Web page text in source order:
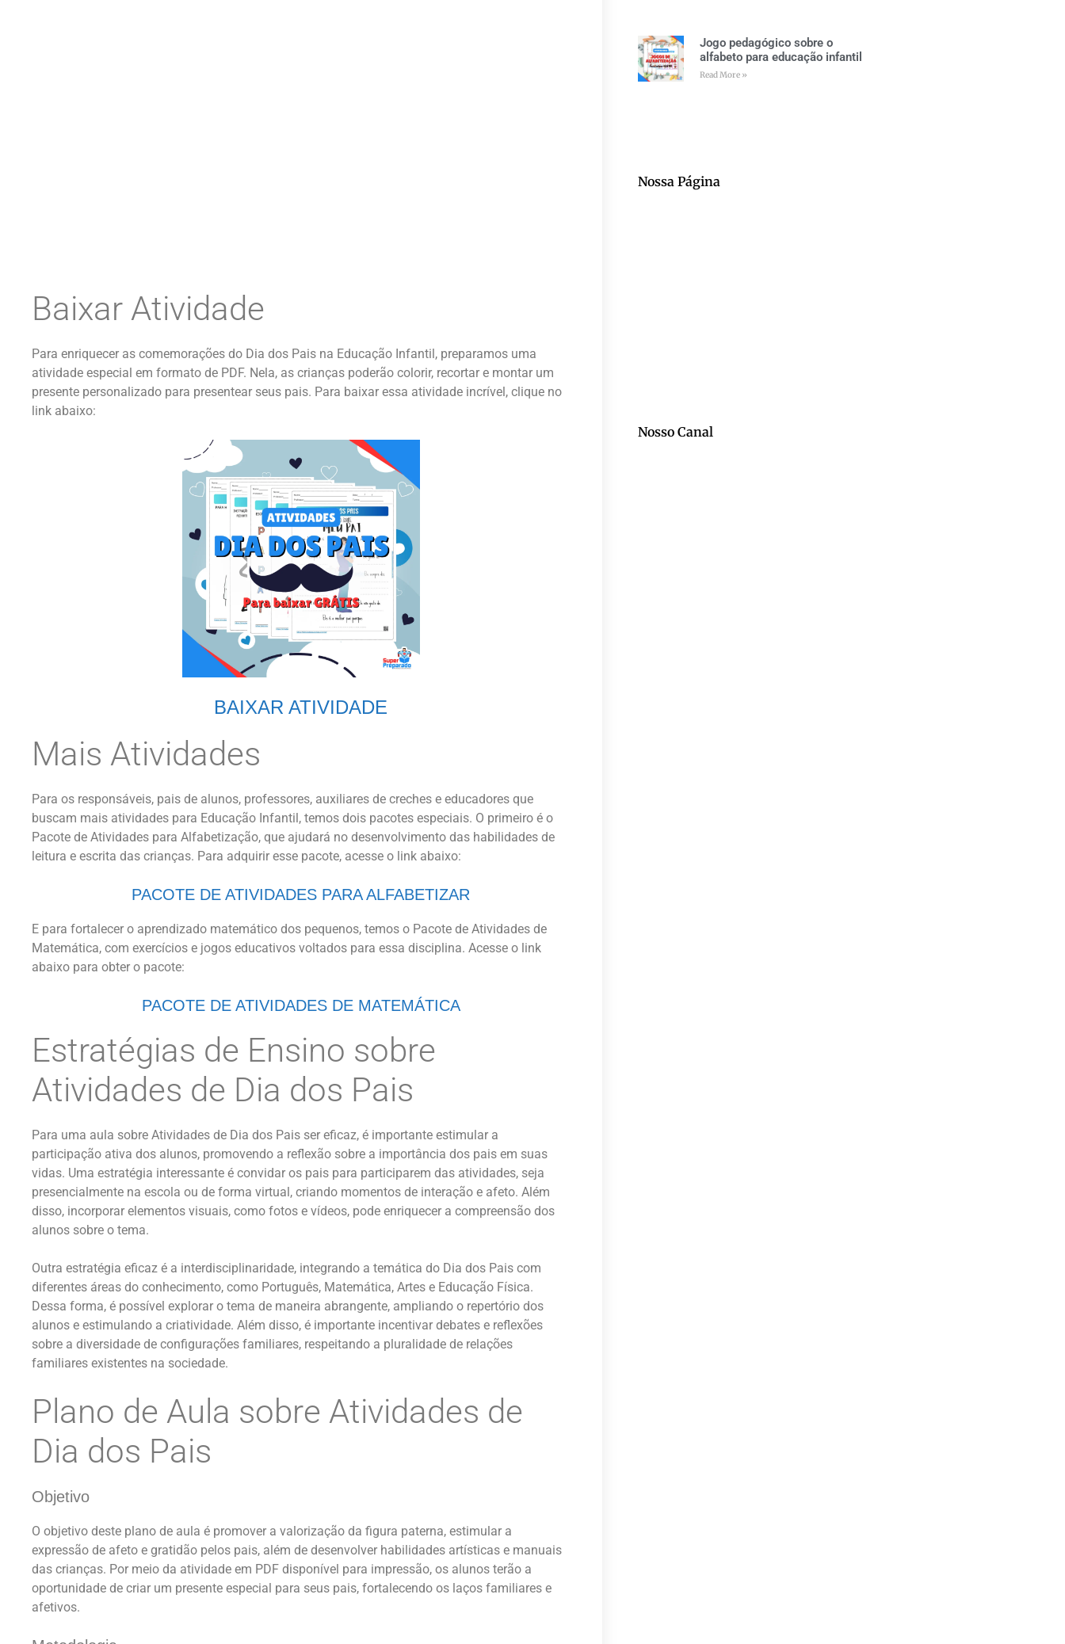
Baixar Atividade
Para enriquecer as comemorações do Dia dos Pais na Educação Infantil, preparamos uma
atividade especial em formato de PDF. Nela, as crianças poderão colorir, recortar e montar um
presente personalizado para presentear seus pais. Para baixar essa atividade incrível, clique no
link abaixo:
BAIXAR ATIVIDADE
Mais Atividades
Para os responsáveis, pais de alunos, professores, auxiliares de creches e educadores que
buscam mais atividades para Educação Infantil, temos dois pacotes especiais. O primeiro é o
Pacote de Atividades para Alfabetização, que ajudará no desenvolvimento das habilidades de
leitura e escrita das crianças. Para adquirir esse pacote, acesse o link abaixo:
PACOTE DE ATIVIDADES PARA ALFABETIZAR
E para fortalecer o aprendizado matemático dos pequenos, temos o Pacote de Atividades de
Matemática, com exercícios e jogos educativos voltados para essa disciplina. Acesse o link
abaixo para obter o pacote:
PACOTE DE ATIVIDADES DE MATEMÁTICA
Estratégias de Ensino sobre
Atividades de Dia dos Pais
Para uma aula sobre Atividades de Dia dos Pais ser eficaz, é importante estimular a
participação ativa dos alunos, promovendo a reflexão sobre a importância dos pais em suas
vidas. Uma estratégia interessante é convidar os pais para participarem das atividades, seja
presencialmente na escola ou de forma virtual, criando momentos de interação e afeto. Além
disso, incorporar elementos visuais, como fotos e vídeos, pode enriquecer a compreensão dos
alunos sobre o tema.
Outra estratégia eficaz é a interdisciplinaridade, integrando a temática do Dia dos Pais com
diferentes áreas do conhecimento, como Português, Matemática, Artes e Educação Física.
Dessa forma, é possível explorar o tema de maneira abrangente, ampliando o repertório dos
alunos e estimulando a criatividade. Além disso, é importante incentivar debates e reflexões
sobre a diversidade de configurações familiares, respeitando a pluralidade de relações
familiares existentes na sociedade.
Plano de Aula sobre Atividades de
Dia dos Pais
Objetivo
O objetivo deste plano de aula é promover a valorização da figura paterna, estimular a
expressão de afeto e gratidão pelos pais, além de desenvolver habilidades artísticas e manuais
das crianças. Por meio da atividade em PDF disponível para impressão, os alunos terão a
oportunidade de criar um presente especial para seus pais, fortalecendo os laços familiares e
afetivos.
Jogo pedagógico sobre o
alfabeto para educação infantil
Read More »
Nossa Página
Nosso Canal